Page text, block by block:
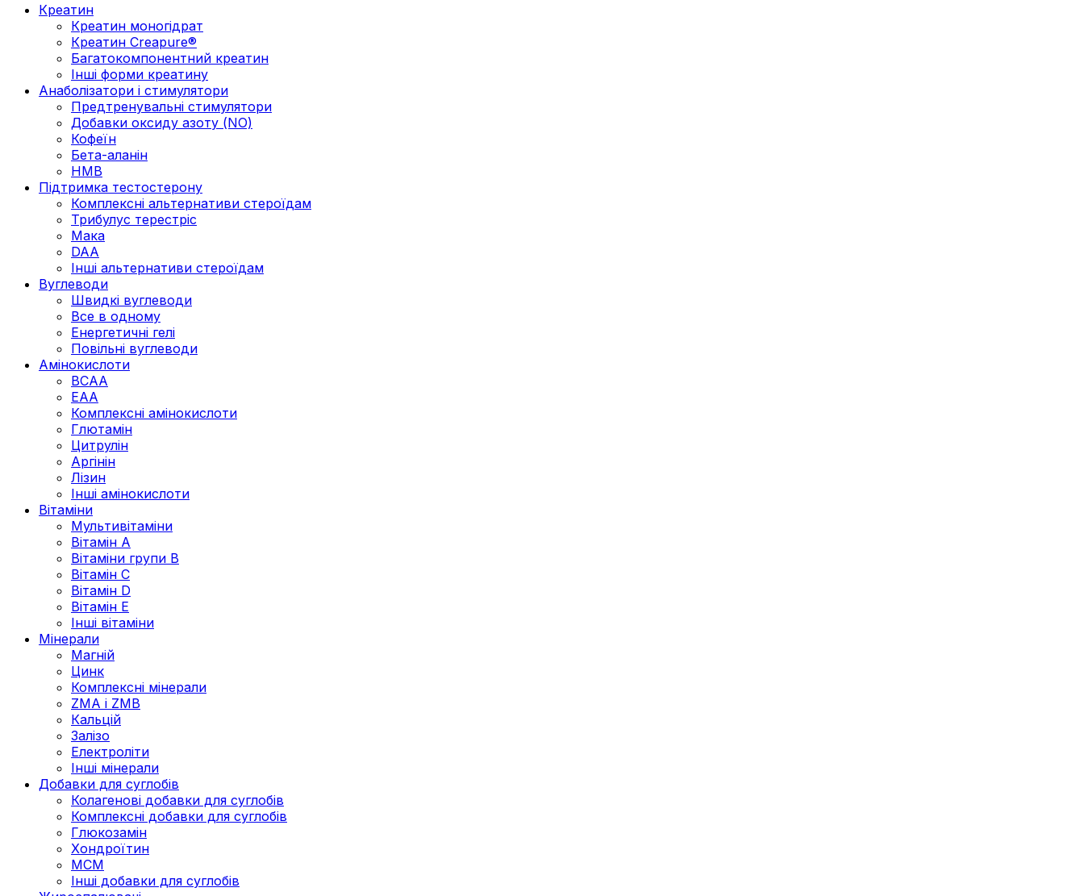
Креатин
Креатин моногідрат
Креатин Creapure®
Багатокомпонентний креатин
Інші форми креатину
Анаболізатори і стимулятори
Предтренувальні стимулятори
Добавки оксиду азоту (NO)
Кофеїн
Бета-аланін
HMB
Підтримка тестостерону
Комплексні альтернативи стероїдам
Трибулус терестріс
Мака
DAA
Інші альтернативи стероїдам
Вуглеводи
Швидкі вуглеводи
Все в одному
Енергетичні гелі
Повільні вуглеводи
Амінокислоти
BCAA
EAA
Комплексні амінокислоти
Глютамін
Цитрулін
Аргінін
Лізин
Інші амінокислоти
Вітаміни
Мультивітаміни
Вітамін А
Вітаміни групи В
Вітамін C
Вітамін D
Вітамін Е
Інші вітаміни
Мінерали
Магній
Цинк
Комплексні мінерали
ZMA і ZMB
Кальцій
Залізо
Електроліти
Інші мінерали
Добавки для суглобів
Колагенові добавки для суглобів
Комплексні добавки для суглобів
Глюкозамін
Хондроїтин
МСМ
Інші добавки для суглобів